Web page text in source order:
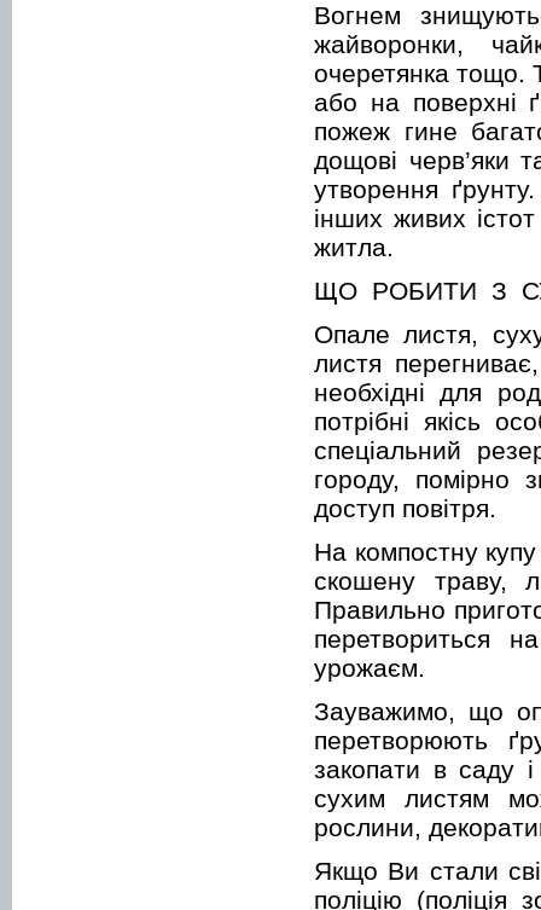
Вогнем
жайворонки,
очеретянка тощо.
або на поверхні
пожеж гине
дощові черв’яки
утворення
інших живих
житла.
ЩО РОБИТИ З
Опале листя,
листя
необхідні для
потрібні якісь
спеціальний
городу, помірно
доступ повітря.
На компостну
скошену траву,
Правильно
перетвориться
урожаєм.
Зауважимо, що
перетворюють
закопати в саду
сухим листям
рослини,
Якщо Ви стали
поліцію